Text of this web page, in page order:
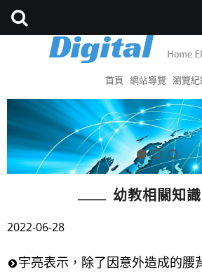
首頁 網站導覽 瀏覽紀
幼教相關知識
2022-06-28
宇亮表示，除了因意外造成的腰